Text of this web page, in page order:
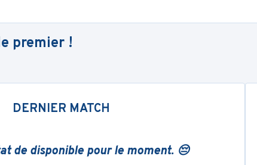
premier !
DERNIER MATCH
de disponible pour le moment. 😔